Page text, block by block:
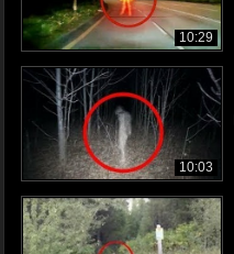
10:29
10:03